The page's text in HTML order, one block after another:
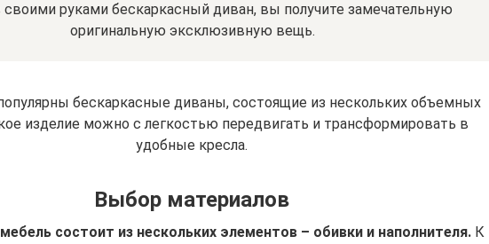
руками бескаркасный диван, вы получите замечательную
оригинальную эксклюзивную вещь.
бескаркасные диваны, состоящие из нескольких объемных
изделие можно с легкостью передвигать и трансформировать в
удобные кресла.
Выбор материалов
состоит из нескольких элементов – обивки и наполнителя.К